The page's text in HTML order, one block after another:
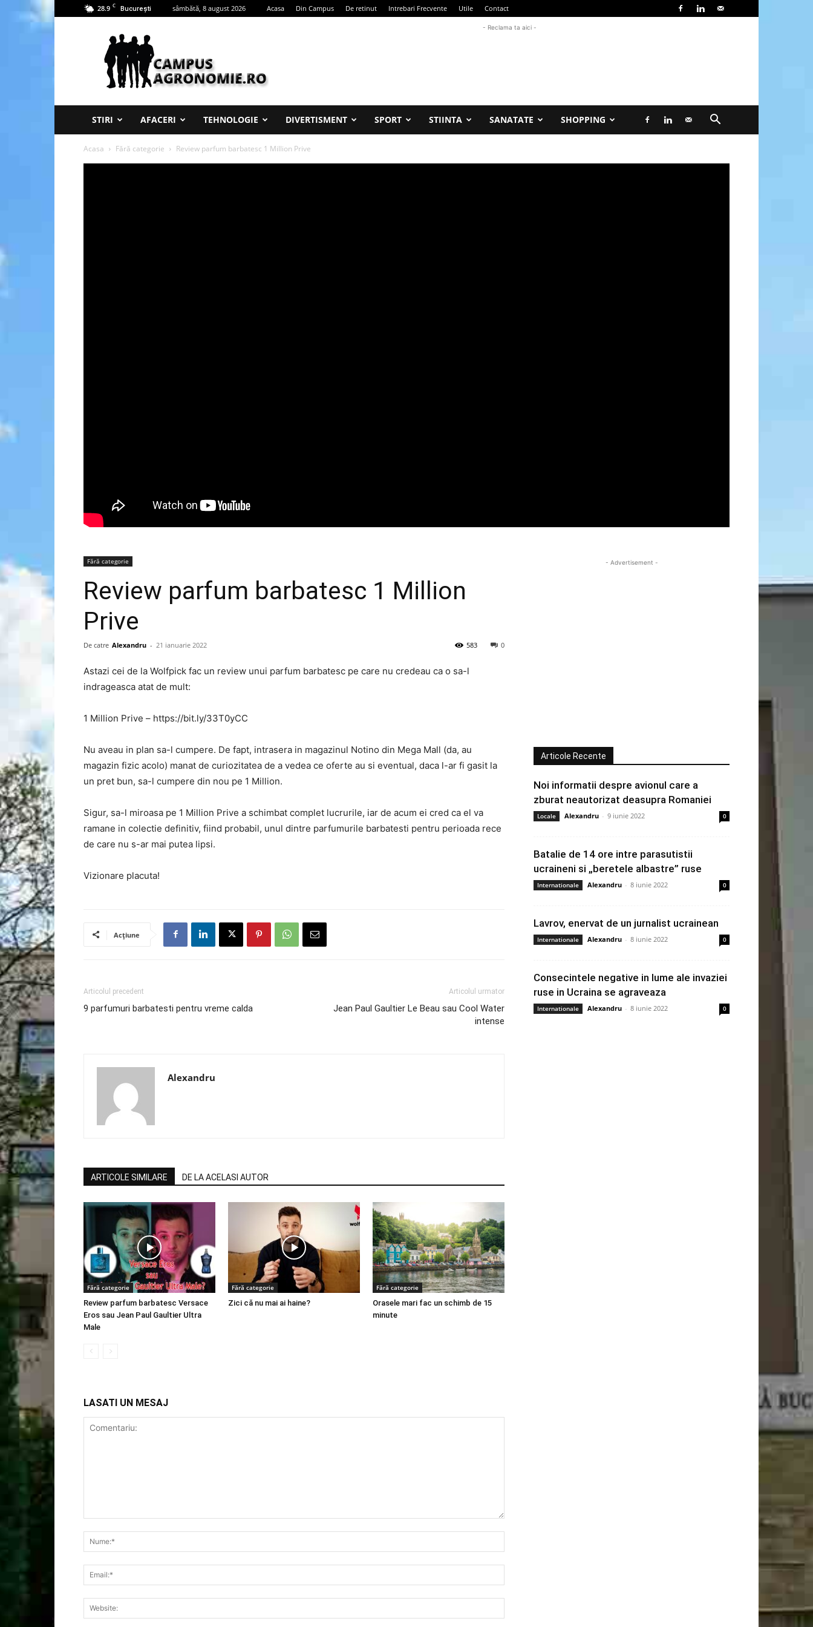
28.9 C București sâmbătă, 8 august 2026 Acasa Din Campus De retinut Intrebari Frecvente Utile Contact
Campus
Agronomie
- Reclama ta aici -
STIRI AFACERI TEHNOLOGIE DIVERTISMENT SPORT STIINTA SANATATE SHOPPING
Acasa Fără categorie Review parfum barbatesc 1 Million Prive
Fără categorie
Review parfum barbatesc 1 Million
Prive
De catre Alexandru - 21 ianuarie 2022 0
583
Astazi cei de la Wolfpick fac un review unui parfum barbatesc pe care nu credeau ca o sa-l
indrageasca atat de mult:
1 Million Prive – https://bit.ly/33T0yCC
Nu aveau in plan sa-l cumpere. De fapt, intrasera in magazinul Notino din Mega Mall (da, au
magazin fizic acolo) manat de curiozitatea de a vedea ce oferte au si eventual, daca l-ar fi gasit la
un pret bun, sa-l cumpere din nou pe 1 Million.
Sigur, sa-l miroasa pe 1 Million Prive a schimbat complet lucrurile, iar de acum ei cred ca el va
ramane in colectie definitiv, fiind probabil, unul dintre parfumurile barbatesti pentru perioada rece
de care nu s-ar mai putea lipsi.
Vizionare placuta!
Acțiune
Articolul precedent
9 parfumuri barbatesti pentru vreme calda
Articolul urmator
Jean Paul Gaultier Le Beau sau Cool Water
intense
Alexandru
ARTICOLE SIMILARE DE LA ACELASI AUTOR
Fără categorie
Review parfum barbatesc Versace
Eros sau Jean Paul Gaultier Ultra
Male
Fără categorie
Zici că nu mai ai haine?
Fără categorie
Orasele mari fac un schimb de 15
minute
LASATI UN MESAJ
- Advertisement -
Articole Recente
Noi informatii despre avionul care a
zburat neautorizat deasupra Romaniei
Locale Alexandru - 9 iunie 2022 0
Batalie de 14 ore intre parasutistii
ucraineni si „beretele albastre” ruse
Internationale Alexandru - 8 iunie 2022 0
Lavrov, enervat de un jurnalist ucrainean
Internationale Alexandru - 8 iunie 2022 0
Consecintele negative in lume ale invaziei
ruse in Ucraina se agraveaza
Internationale Alexandru - 8 iunie 2022 0